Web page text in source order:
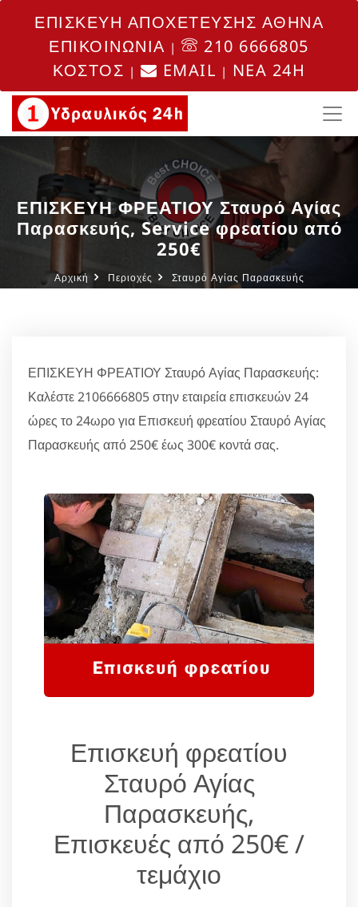
ΕΠΙΣΚΕΥΗ ΑΠΟΧΕΤΕΥΣΗΣ ΑΘΗΝΑ
ΕΠΙΚΟΙΝΩΝΙΑ |
210 6666805
ΚΟΣΤΟΣ | EMAIL | NEA 24H
ΕΠΙΣΚΕΥΗ ΦΡΕΑΤΙΟΥ Σταυρό Αγίας
Παρασκευής, Service φρεατίου από
250€
Αρχική Περιοχές Σταυρό Αγίας Παρασκευής
ΕΠΙΣΚΕΥΗ ΦΡΕΑΤΙΟΥ Σταυρό Αγίας Παρασκευής:
Καλέστε 2106666805 στην εταιρεία επισκευών 24
ώρες το 24ωρο για Επισκευή φρεατίου Σταυρό Αγίας
Παρασκευής από 250€ έως 300€ κοντά σας.
Επισκευή φρεατίου
Σταυρό Αγίας
Παρασκευής,
Επισκευές από 250€ /
τεμάχιο